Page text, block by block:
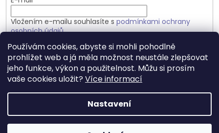
Používám cookies, abyste si mohli pohodlně
prohlížet web a já měla možnost neustále zlepšovat
jeho funkce, výkon a použitelnost. Můžu si prosím
vaše cookies uložit? Více informací
Nastavení
Vložením e-mailu souhlasíte s podmínkami ochrany
osobních údajů
PŘIHLÁSIT SE
Copyright 2026Přírodně a zdravě.cz. Všechna práva